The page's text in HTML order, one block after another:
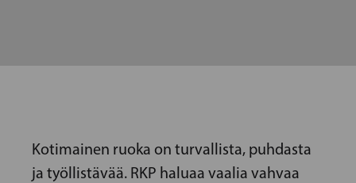
Kotimainen ruoka on turvallista, puhdasta
ja työllistävää. RKP haluaa vaalia vahvaa